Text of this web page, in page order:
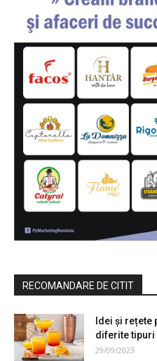
RECOMANDARE DE CITIT
Idei și
diferite tipuri
29/09/2023